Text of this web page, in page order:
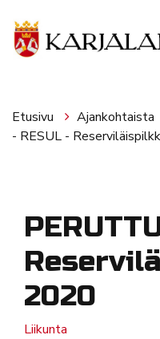
Etusivu Ajankohtaista
- RESUL -
2020
Liikunta